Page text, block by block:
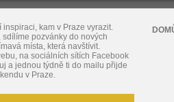
kam v Praze vyrazit.
pozvánky do nových
místa, která navštívit.
na sociálních sítích Facebook
a jednou týdně ti do mailu přijde
v Praze.